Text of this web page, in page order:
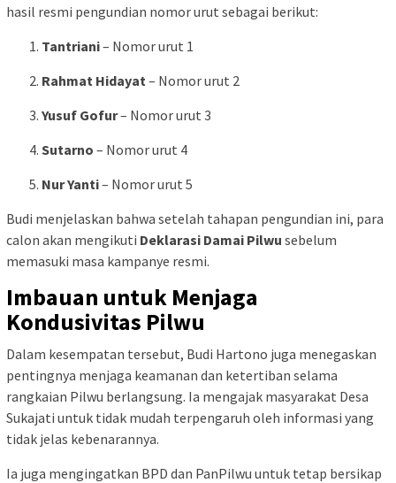
hasil resmi pengundian nomor urut sebagai berikut:
Tantriani– Nomor urut 1
Rahmat Hidayat – Nomor urut 2
Yusuf Gofur– Nomor urut 3
Sutarno – Nomor urut 4
Nur Yanti– Nomor urut 5
Budi menjelaskan bahwa setelah tahapan pengundian ini, para
calon akan mengikuti Deklarasi Damai Pilwu sebelum
memasuki masa kampanye resmi.
Imbauan untuk Menjaga
Kondusivitas Pilwu
Dalam kesempatan tersebut, Budi Hartono juga menegaskan
pentingnya menjaga keamanan dan ketertiban selama
rangkaian Pilwu berlangsung. Ia mengajak masyarakat Desa
Sukajati untuk tidak mudah terpengaruh oleh informasi yang
tidak jelas kebenarannya.
Ia juga mengingatkan BPD dan PanPilwu untuk tetap bersikap